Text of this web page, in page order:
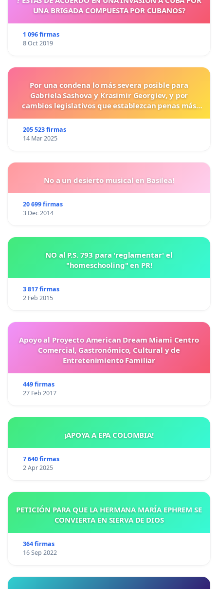
UNA BRIGADA COMPUESTA POR CUBANOS?
1 096 firmas
8 Oct 2019
Por una condena lo más severa posible para
Gabriela Sashova y Krasimir Georgiev, y por
cambios legislativos que establezcan penas más
205 523 firmas
14 Mar 2025
No a un desierto musical en Basilea!
20 699 firmas
3 Dec 2014
NO al P.S. 793 para 'reglamentar' el
"homeschooling" en PR!
3 817 firmas
2 Feb 2015
Apoyo al Proyecto American Dream Miami Centro
Comercial, Gastronómico, Cultural y de
Entretenimiento Familiar
449 firmas
27 Feb 2017
¡APOYA A EPA COLOMBIA!
7 640 firmas
2 Apr 2025
PETICIÓN PARA QUE LA HERMANA MARÍA EPHREM SE
CONVIERTA EN SIERVA DE DIOS
364 firmas
16 Sep 2022